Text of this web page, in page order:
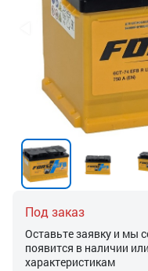
Под заказ
Оставьте заявку и мы
появится в наличии
характеристикам